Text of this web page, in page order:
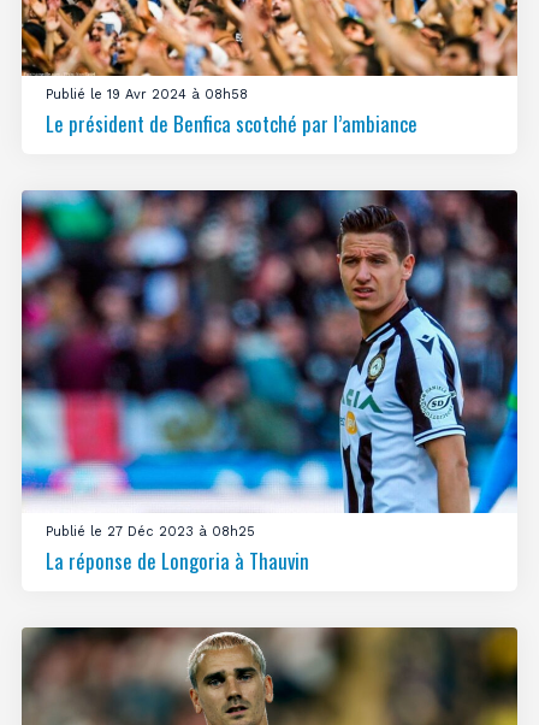
Publié le 19 Avr 2024 à 08h58
Le président de Benfica scotché par l’ambiance
Publié le 27 Déc 2023 à 08h25
La réponse de Longoria à Thauvin